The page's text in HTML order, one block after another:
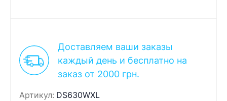
Доставляем ваши заказы
каждый день и бесплатно на
заказ от 2000 грн.
Артикул: DS630WXL